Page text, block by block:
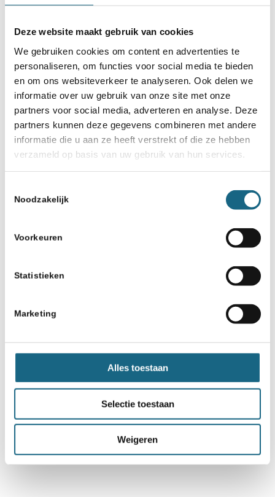
Deze website maakt gebruik van cookies
We gebruiken cookies om content en advertenties te
personaliseren, om functies voor social media te bieden
en om ons websiteverkeer te analyseren. Ook delen we
informatie over uw gebruik van onze site met onze
partners voor social media, adverteren en analyse. Deze
partners kunnen deze gegevens combineren met andere
informatie die u aan ze heeft verstrekt of die ze hebben
verzameld op basis van uw gebruik van hun services.
Noodzakelijk
Voorkeuren
Statistieken
Marketing
Alles toestaan
Selectie toestaan
Weigeren